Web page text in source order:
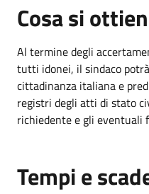
Cosa si
Al termine degli
tutti idonei, il sindaco
cittadinanza italiana e
registri degli atti di stato
richiedente e gli eventuali
Tempi e